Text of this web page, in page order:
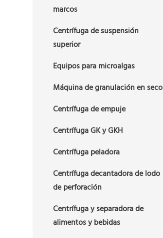
marcos
Centrífuga de suspensión
superior
Equipos para microalgas
Máquina de granulación en seco
Centrífuga de empuje
Centrífuga GK y GKH
Centrífuga peladora
Centrífuga decantadora de lodo
de perforación
Centrífuga y separadora de
alimentos y bebidas